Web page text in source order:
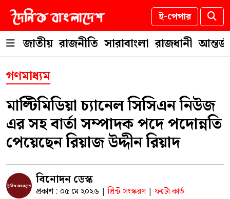
ই-পেপার
জাতীয় রাজনীতি সারাবাংলা রাজধানী
গণমাধ্যম
মাল্টিমিডিয়া চ্যানেল সিসিএন নিউজ
এর সহ বার্তা সম্পাদক পদে পদোন্নতি
পেয়েছেন রিয়াজ উদ্দীন রিয়াদ
বিনোদন ডেস্ক
প্রকাশ : ০৫ মে ২০২৬ | প্রিন্ট সংস্করণ | ফটো কার্ড